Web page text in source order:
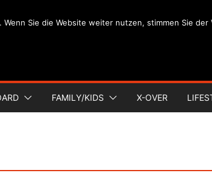
FAMILY/KIDS X-OVER
Wenn Sie die Website weiter nutzen, stimmen Sie